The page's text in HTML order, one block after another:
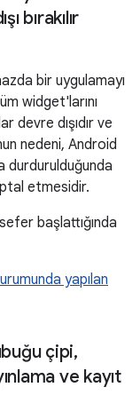
bırakılır
bir uygulamayı
widget'larını
devre dışıdır ve
nedeni, Android
durdurulduğunda
etmesidir.
başlattığında
yapılan
çipi,
ve kayıt